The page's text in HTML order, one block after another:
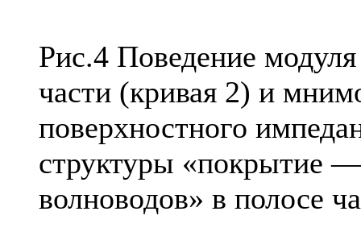
Рис.4 Поведение
части (кривая 2) и
поверхностного
структуры «покрытие
волноводов» в полосе